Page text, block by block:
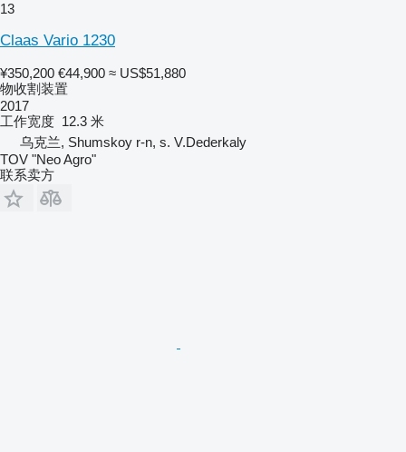
13
Claas Vario 1230
¥350,200 €44,900 ≈ US$51,880
物收割装置
2017
工作宽度 12.3 米
乌克兰, Shumskoy r-n, s. V.Dederkaly
TOV "Neo Agro"
联系卖方